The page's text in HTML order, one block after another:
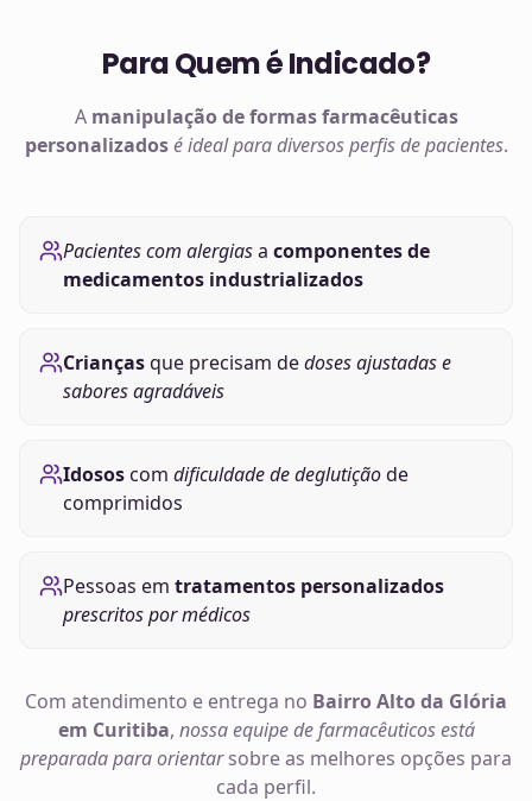
Para Quem é Indicado?
A manipulação deformas farmacêuticas
personalizados é ideal para diversos perfis de pacientes.
Pacientes com alergiasa componentes de
medicamentos industrializados
Criançasque precisam dedoses ajustadas e
sabores agradáveis
Idososcom dificuldade de deglutiçãode
comprimidos
Pessoas em tratamentos personalizados
prescritos por médicos
Com atendimento e entrega no Bairro Alto da Glória
em Curitiba, nossa equipe de farmacêuticos está
preparada para orientarsobre as melhores opções para
cada perfil.